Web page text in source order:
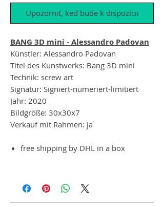
Upozorniť, keď bude k dispozícii
BANG 3D mini - Alessandro Padovan
Künstler: Alessandro Padovan
Titel des Kunstwerks: Bang 3D mini
Technik: screw art
Signatur: Signiert-numeriert-limitiert
Jahr: 2020
Bildgröße: 30x30x7
Verkauf mit Rahmen: ja
free shipping by DHL in a box